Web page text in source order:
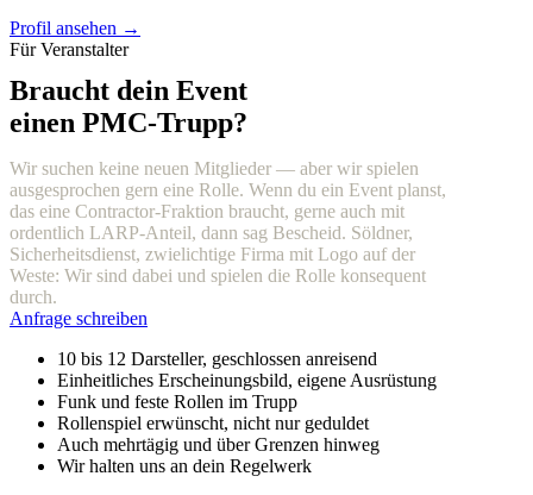
Profil ansehen →
Für Veranstalter
Braucht dein Event
einen PMC-Trupp?
Wir suchen keine neuen Mitglieder — aber wir spielen
ausgesprochen gern eine Rolle. Wenn du ein Event planst,
das eine Contractor-Fraktion braucht, gerne auch mit
ordentlich LARP-Anteil, dann sag Bescheid. Söldner,
Sicherheitsdienst, zwielichtige Firma mit Logo auf der
Weste: Wir sind dabei und spielen die Rolle konsequent
durch.
Anfrage schreiben
10 bis 12 Darsteller, geschlossen anreisend
Einheitliches Erscheinungsbild, eigene Ausrüstung
Funk und feste Rollen im Trupp
Rollenspiel erwünscht, nicht nur geduldet
Auch mehrtägig und über Grenzen hinweg
Wir halten uns an dein Regelwerk